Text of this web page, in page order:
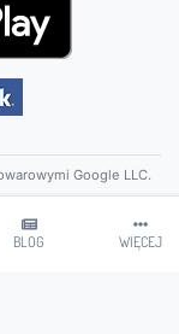
BLOG WIĘCEJ
Google LLC.